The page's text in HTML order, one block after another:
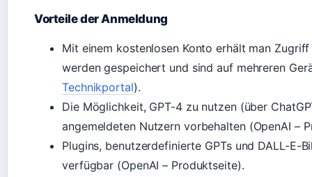
Vorteile der Anmeldung
Mit einem kostenlosen Konto erhält man
werden gespeichert und sind auf mehreren
Technikportal).
Die Möglichkeit, GPT-4 zu nutzen (über
angemeldeten Nutzern vorbehalten (OpenAI –
Plugins, benutzerdefinierte GPTs und DALL-E-
verfügbar (OpenAI – Produktseite).